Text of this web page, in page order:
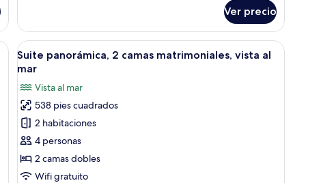
al
mar
Ver precio
mesita de noche, una silla y aire acondicionado instalado en la pared.
Abrir
todas
fotos
de
Suite
panorámica,
2
camas
Un espacio al aire libre con sillas de mimbre
9
Suite panorámica, 2 camas matrimoniales, vista al
mar
Vista al mar
538 pies cuadrados
2 habitaciones
4 personas
2 camas dobles
Wifi gratuito